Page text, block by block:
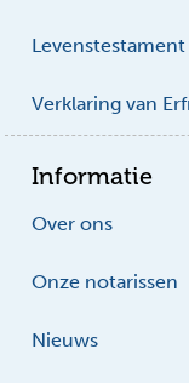
Levenstestament
Verklaring van
Informatie
Over ons
Onze notarissen
Nieuws